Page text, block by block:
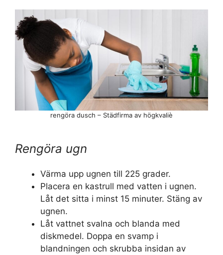
Rengöra ugn
Värma upp ugnen till 225 grader.
Placera en kastrull med vatten i ugnen.
Låt det sitta i minst 15 minuter. Stäng av
ugnen.
Låt vattnet svalna och blanda med
diskmedel. Doppa en svamp i
blandningen och skrubba insidan av
rengöra dusch – Städfirma av högkvaliè